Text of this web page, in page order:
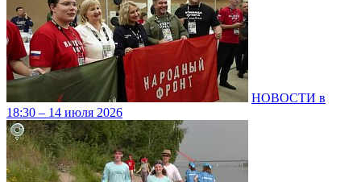
НОВОСТИ в
18:30 – 14 июля 2026